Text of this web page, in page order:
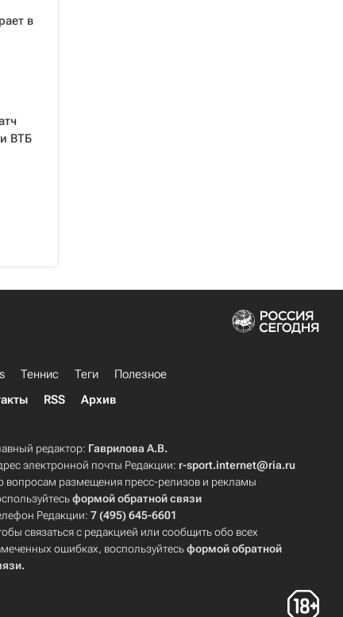
в
ВТБ
Теннис Теги
Полезное
RSS Архив
редактор: Гаврилова А.В.
электронной почты Редакции: r-sport.internet@ria.ru
вопросам размещения пресс-релизов и рекламы
формой обратной связи
Редакции:7 (495) 645-6601
связаться с редакцией или сообщить обо всех
ошибках, воспользуйтесьформой обратной
.